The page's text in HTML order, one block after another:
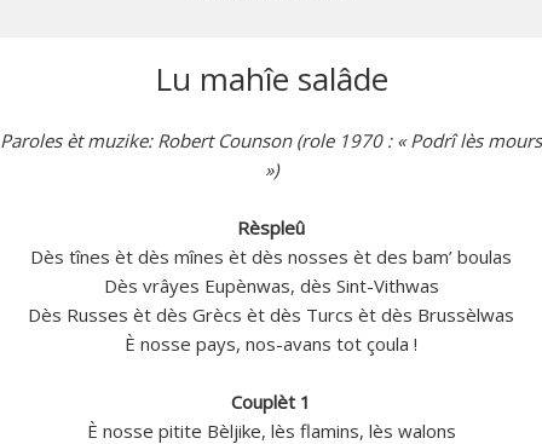
Lu mahîe salâde
Paroles èt muzike: Robert Counson (role 1970 : « Podrî lès mours
»)
Rèspleû
Dès tînes èt dès mînes èt dès nosses èt des bam’ boulas
Dès vrâyes Eupènwas, dès Sint-Vithwas
Dès Russes èt dès Grècs èt dès Turcs èt dès Brussèlwas
È nosse pays, nos-avans tot çoula !
Couplèt 1
È nosse pitite Bèljike, lès flamins, lès walons